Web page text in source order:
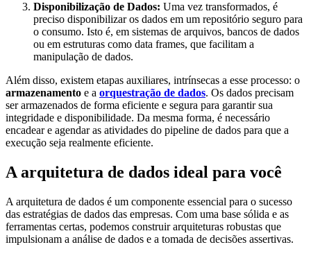
Disponibilização de Dados: Uma vez transformados, é
preciso disponibilizar os dados em um repositório seguro para
o consumo. Isto é, em sistemas de arquivos, bancos de dados
ou em estruturas como data frames, que facilitam a
manipulação de dados.
Além disso, existem etapas auxiliares, intrínsecas a esse processo: o
armazenamento e a orquestração de dados. Os dados precisam
ser armazenados de forma eficiente e segura para garantir sua
integridade e disponibilidade. Da mesma forma, é necessário
encadear e agendar as atividades do pipeline de dados para que a
execução seja realmente eficiente.
A arquitetura de dados ideal para você
A arquitetura de dados é um componente essencial para o sucesso
das estratégias de dados das empresas. Com uma base sólida e as
ferramentas certas, podemos construir arquiteturas robustas que
impulsionam a análise de dados e a tomada de decisões assertivas.